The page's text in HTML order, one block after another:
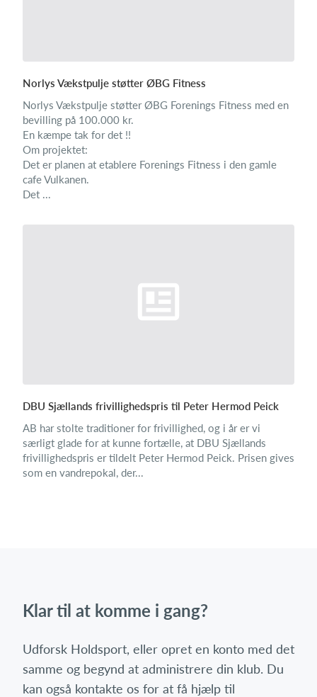
Norlys Vækstpulje støtter ØBG Fitness
Norlys Vækstpulje støtter ØBG Forenings Fitness med en
bevilling på 100.000 kr.
En kæmpe tak for det !!
Om projektet:
Det er planen at etablere Forenings Fitness i den gamle
cafe Vulkanen.
Det ...
DBU Sjællands frivillighedspris til Peter Hermod Peick
AB har stolte traditioner for frivillighed, og i år er vi
særligt glade for at kunne fortælle, at DBU Sjællands
frivillighedspris er tildelt Peter Hermod Peick. Prisen gives
som en vandrepokal, der...
Klar til at komme i gang?
Udforsk Holdsport, eller opret en konto med det
samme og begynd at administrere din klub. Du
kan også kontakte os for at få hjælp til